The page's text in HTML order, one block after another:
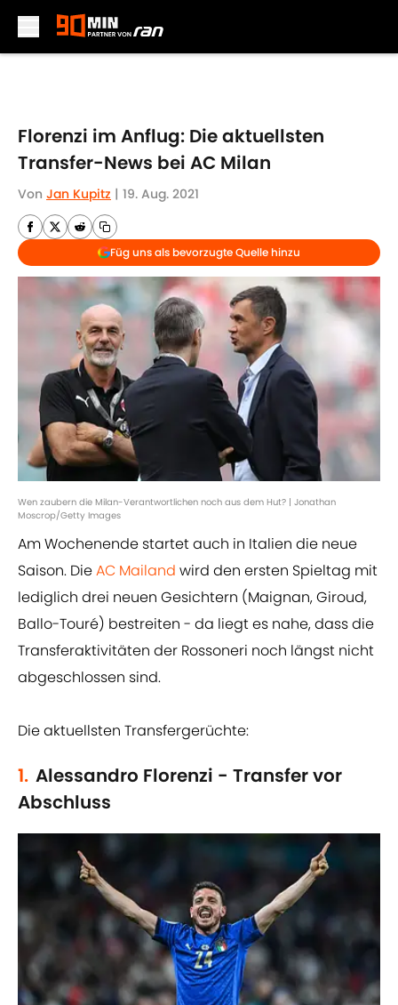
Florenzi im Anflug: Die aktuellsten
Transfer-News bei AC Milan
Von Jan Kupitz | 19. Aug. 2021
Füg uns als bevorzugte Quelle hinzu
Wen zaubern die Milan-Verantwortlichen noch aus dem Hut? | Jonathan
Moscrop/Getty Images
Am Wochenende startet auch in Italien die neue
Saison. DieAC Mailand wird den ersten Spieltag mit
lediglich drei neuen Gesichtern (Maignan, Giroud,
Ballo-Touré) bestreiten - da liegt es nahe, dass die
Transferaktivitäten der Rossoneri noch längst nicht
abgeschlossen sind.
Die aktuellsten Transfergerüchte:
1. Alessandro Florenzi - Transfer vor
Abschluss